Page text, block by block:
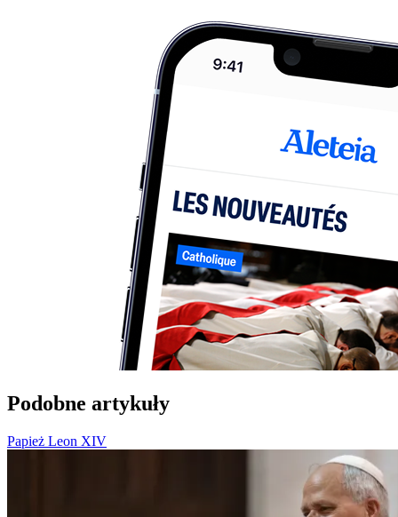
Podobne artykuły
Papież Leon XIV